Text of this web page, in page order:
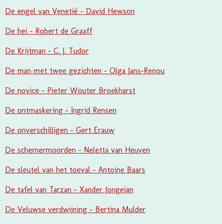
De engel van Venetië - David Hewson
De hei - Robert de Graaff
De Krijtman - C. J. Tudor
De man met twee gezichten - Olga Jans-Renou
De novice - Pieter Wouter Broekharst
De ontmaskering - Ingrid Rensen
De onverschilligen - Gert Erauw
De schemermoorden - Neletta van Heuven
De sleutel van het toeval - Antoine Baars
De tafel van Tarzan - Xander Jongejan
De Veluwse verdwijning - Bertina Mulder